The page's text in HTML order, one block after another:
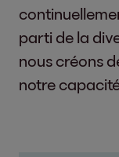
parti de la
nous créons
notre